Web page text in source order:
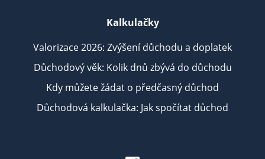
Kalkulačky
Valorizace 2026: Zvýšení důchodu a doplatek
Důchodový věk: Kolik dnů zbývá do důchodu
Kdy můžete žádat o předčasný důchod
Důchodová kalkulačka: Jak spočítat důchod